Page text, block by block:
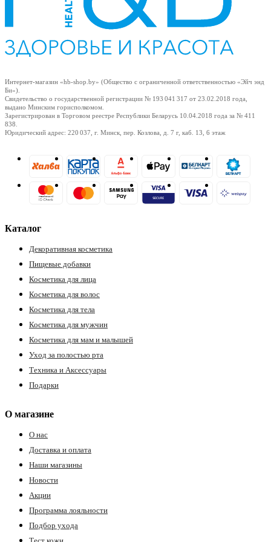
Подробнее про способы смотрите на странице "
Интернет-магазин «hb-shop.by» (Общество с ограниченной ответственностью «Эйч энд
Би»).
Свидетельство о государственной регистрации № 193 041 317 от 23.02.2018 года,
выдано Минским горисполкомом.
Зарегистрирован в Торговом реестре Республики Беларусь 10.04.2018 года за № 411
838.
Юридический адрес: 220 037, г. Минск, пер. Козлова, д. 7 г, каб. 13, 6 этаж
Каталог
Декоративная косметика
Пищевые добавки
Косметика для лица
Косметика для волос
Косметика для тела
Косметика для мужчин
Косметика для мам и малышей
Уход за полостью рта
Техника и Аксессуары
Подарки
О магазине
О нас
Доставка и оплата
Наши магазины
Новости
Акции
Программа лояльности
Подбор ухода